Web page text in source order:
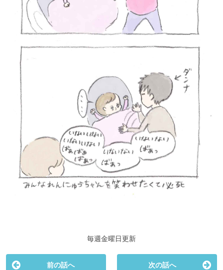
毎週金曜日更新
前の話へ 次の話へ